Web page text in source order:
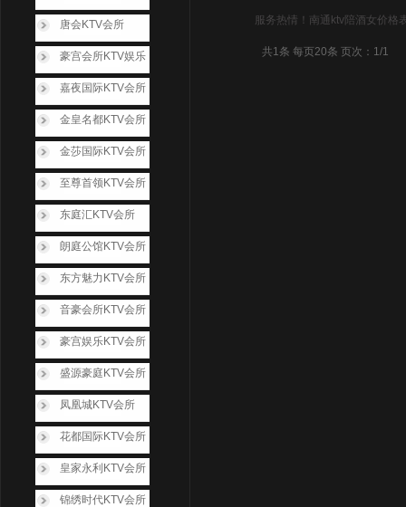
服务热情！南通ktv陪酒女价格
共1条 每页20条 页次：1/1
唐会KTV会所
豪宫会所KTV娱乐
嘉夜国际KTV会所
金皇名都KTV会所
金莎国际KTV会所
至尊首领KTV会所
东庭汇KTV会所
朗庭公馆KTV会所
东方魅力KTV会所
音豪会所KTV会所
豪宫娱乐KTV会所
盛源豪庭KTV会所
凤凰城KTV会所
花都国际KTV会所
皇家永利KTV会所
锦绣时代KTV会所